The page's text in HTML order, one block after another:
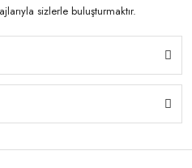
sizlerle buluşturmaktır.